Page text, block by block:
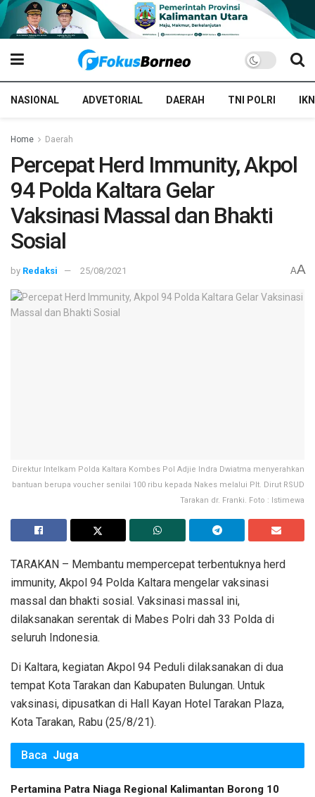
NASIONAL ADVETORIAL DAERAH TNI POLRI IKN
Home Daerah
Percepat Herd Immunity, Akpol
94 Polda Kaltara Gelar
Vaksinasi Massal dan Bhakti
Sosial
by Redaksi 25/08/2021 AA
Direktur Intelkam Polda Kaltara Kombes Pol Adjie Indra Dwiatma menyerahkan
bantuan berupa voucher senilai 100 ribu kepada Nakes melalui Plt. Dirut RSUD
Tarakan dr. Franki. Foto : Istimewa
TARAKAN – Membantu mempercepat terbentuknya herd
immunity, Akpol 94 Polda Kaltara mengelar vaksinasi
massal dan bhakti sosial. Vaksinasi massal ini,
dilaksanakan serentak di Mabes Polri dah 33 Polda di
seluruh Indonesia.
Di Kaltara, kegiatan Akpol 94 Peduli dilaksanakan di dua
tempat Kota Tarakan dan Kabupaten Bulungan. Untuk
vaksinasi, dipusatkan di Hall Kayan Hotel Tarakan Plaza,
Kota Tarakan, Rabu (25/8/21).
Baca Juga
Pertamina Patra Niaga Regional Kalimantan Borong 10